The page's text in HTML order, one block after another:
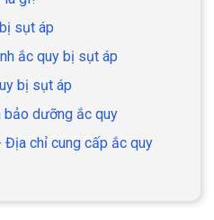
sụt áp
ắc quy bị sụt áp
bị sụt áp
bảo dưỡng ắc quy
Địa chỉ cung cấp ắc quy